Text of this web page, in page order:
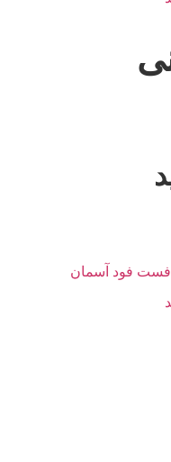
فست فود آسمان